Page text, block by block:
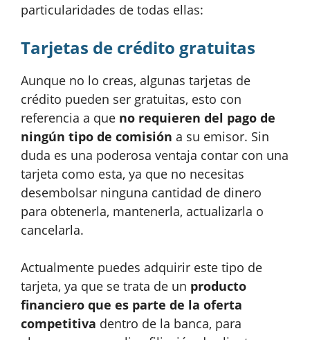
particularidades de todas ellas:
Tarjetas de crédito gratuitas
Aunque no lo creas, algunas tarjetas de
crédito pueden ser gratuitas, esto con
referencia a que no requieren del pago de
ningún tipo de comisión a su emisor. Sin
duda es una poderosa ventaja contar con una
tarjeta como esta, ya que no necesitas
desembolsar ninguna cantidad de dinero
para obtenerla, mantenerla, actualizarla o
cancelarla.
Actualmente puedes adquirir este tipo de
tarjeta, ya que se trata de un producto
financiero que es parte de la oferta
competitiva dentro de la banca, para